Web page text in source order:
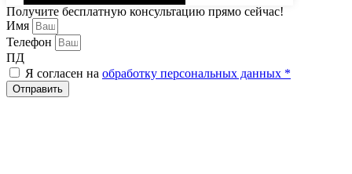
Получите бесплатную консультацию прямо сейчас!
Имя
Телефон
ПД
Я согласен на обработку персональных данных *
Отправить